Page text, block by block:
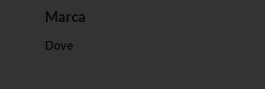
Marca
Dove